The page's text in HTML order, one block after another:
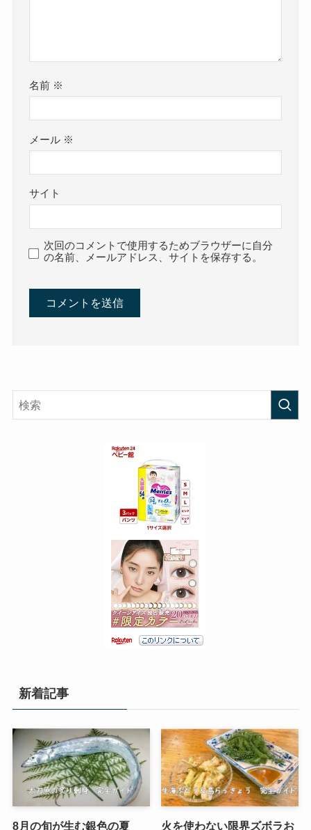
名前 ※
メール ※
サイト
次回のコメントで使用するためブラウザーに自分
の名前、メールアドレス、サイトを保存する。
新着記事
8月の旬が生む銀色の夏
火を使わない限界ズボラお